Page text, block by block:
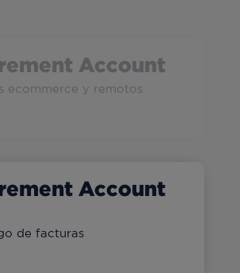
Account
ecommerce y remotos
Account
de facturas